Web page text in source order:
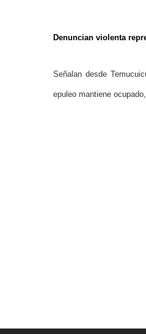
Denuncian violenta
Señalan desde
epuleo mantiene